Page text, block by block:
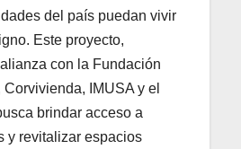
del país puedan vivir
Este proyecto,
con la Fundación
IMUSA y el
brindar acceso a
y revitalizar espacios